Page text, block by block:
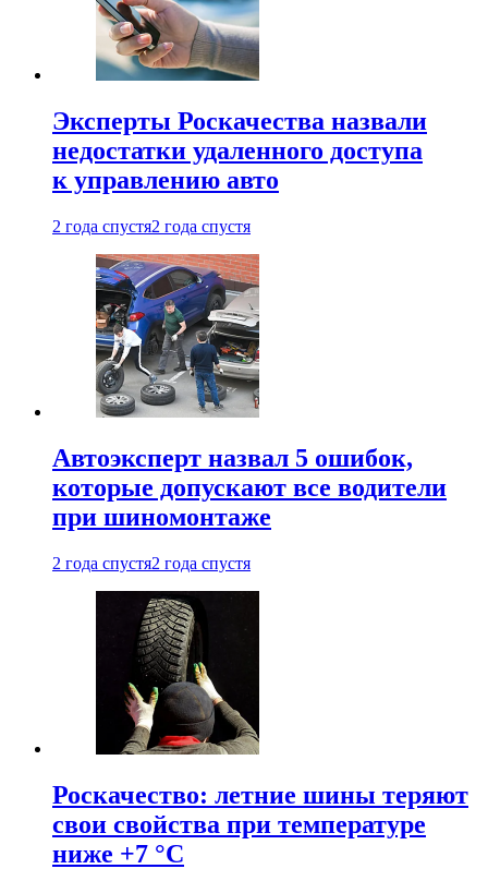
Эксперты Роскачества назвали
недостатки удаленного доступа
к управлению авто
2 года спустя2 года спустя
Автоэксперт назвал 5 ошибок,
которые допускают все водители
при шиномонтаже
2 года спустя2 года спустя
Роскачество: летние шины теряют
свои свойства при температуре
ниже +7 °C